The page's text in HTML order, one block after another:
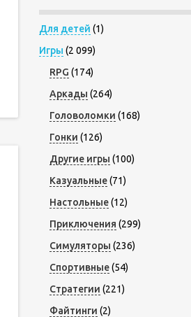
Для детей (1)
Игры (2 099)
RPG (174)
Аркады (264)
Головоломки (168)
Гонки (126)
Другие игры (100)
Казуальные(71)
Настольные(12)
Приключения (299)
Симуляторы (236)
Спортивные(54)
Стратегии (221)
Файтинги (2)